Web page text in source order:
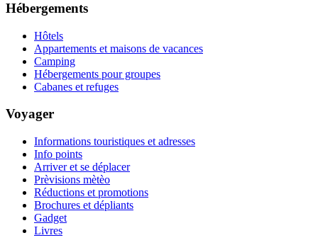
Hébergements
Hôtels
Appartements et maisons de vacances
Camping
Hébergements pour groupes
Cabanes et refuges
Voyager
Informations touristiques et adresses
Info points
Arriver et se déplacer
Prèvisions mètèo
Réductions et promotions
Brochures et dépliants
Gadget
Livres